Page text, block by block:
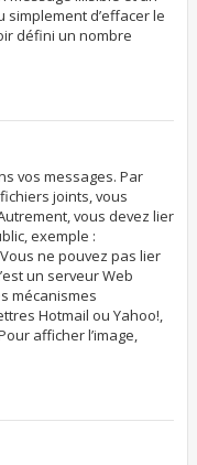
d’effacer le
défini un nombre
vos messages. Par
joints, vous
vous devez lier
exemple :
ne pouvez pas lier
un serveur Web
mécanismes
Hotmail ou Yahoo!,
afficher l’image,